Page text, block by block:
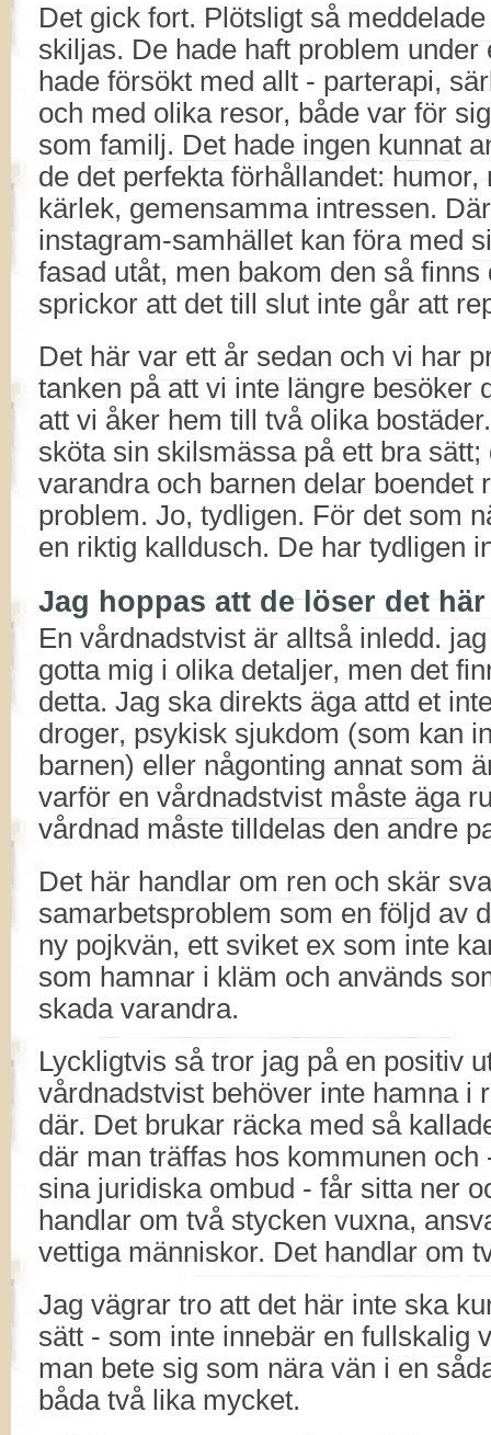
Det gick fort. Plötsligt så
skiljas. De hade haft problem under
hade försökt med allt - parterapi,
och med olika resor, både var för
som familj. Det hade ingen kunnat
de det perfekta förhållandet: humor,
kärlek, gemensamma intressen.
instagram-samhället kan föra med
fasad utåt, men bakom den så finns
sprickor att det till slut inte går att
Det här var ett år sedan och vi har
tanken på att vi inte längre besöker
att vi åker hem till två olika
sköta sin skilsmässa på ett bra
varandra och barnen delar boendet
problem. Jo, tydligen. För det som
en riktig kalldusch. De har tydligen
Jag hoppas att de löser det här
En vårdnadstvist är alltså inledd.
gotta mig i olika detaljer, men det
detta. Jag ska direkts äga attd et
droger, psykisk sjukdom (som kan
barnen) eller någonting annat som
varför en vårdnadstvist måste äga
vårdnad måste tilldelas den andre
Det här handlar om ren och skär
samarbetsproblem som en följd av
ny pojkvän, ett sviket ex som inte
som hamnar i kläm och används
skada varandra.
Lyckligtvis så tror jag på en positiv
vårdnadstvist behöver inte hamna i
där. Det brukar räcka med så
där man träffas hos kommunen
sina juridiska ombud - får sitta ner
handlar om två stycken vuxna,
vettiga människor. Det handlar om
Jag vägrar tro att det här inte ska
sätt - som inte innebär en fullskalig
man bete sig som nära vän i en
båda två lika mycket.